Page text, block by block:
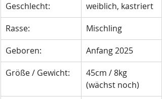
Geschlecht:
weiblich, kastriert
Rasse:
Mischling
Geboren:
Anfang 2025
Größe / Gewicht:
45cm / 8kg
(wächst noch)